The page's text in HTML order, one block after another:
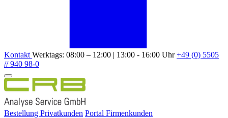
Kontakt Werktags: 08:00 – 12:00 | 13:00 - 16:00 Uhr+49 (0) 5505
// 940 98-0
Bestellung Privatkunden Portal Firmenkunden